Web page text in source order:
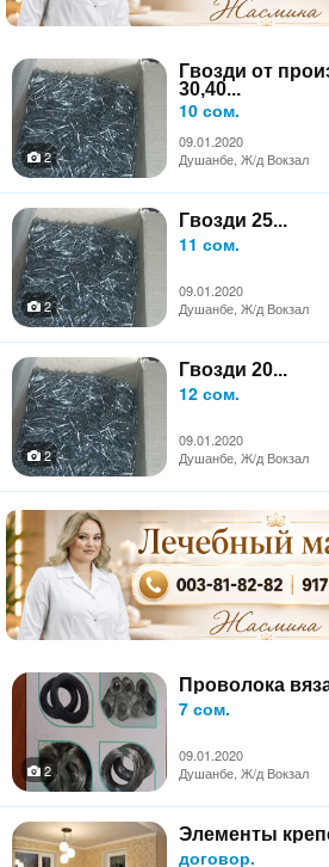
Гвозди от
30,40...
10 сом.
09.01.2020
2
Душанбе, Ж/д Вокзал
Гвозди 25...
11 сом.
09.01.2020
2
Душанбе, Ж/д Вокзал
Гвозди 20...
12 сом.
09.01.2020
2
Душанбе, Ж/д Вокзал
Проволока
7 сом.
09.01.2020
2
Душанбе, Ж/д Вокзал
Элементы
договор.